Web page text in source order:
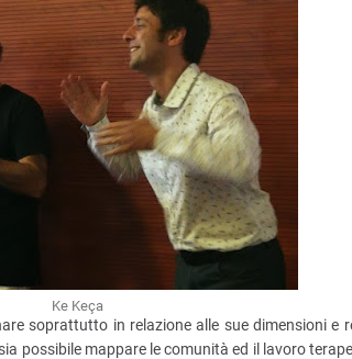
Ke Keça
soprattutto in relazione alle sue dimensioni e
possibile mappare le comunità ed il lavoro